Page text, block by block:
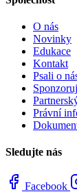
O nás
Novinky
Edukace
Kontakt
Psali o
Právní
Sledujte nás
Facebook